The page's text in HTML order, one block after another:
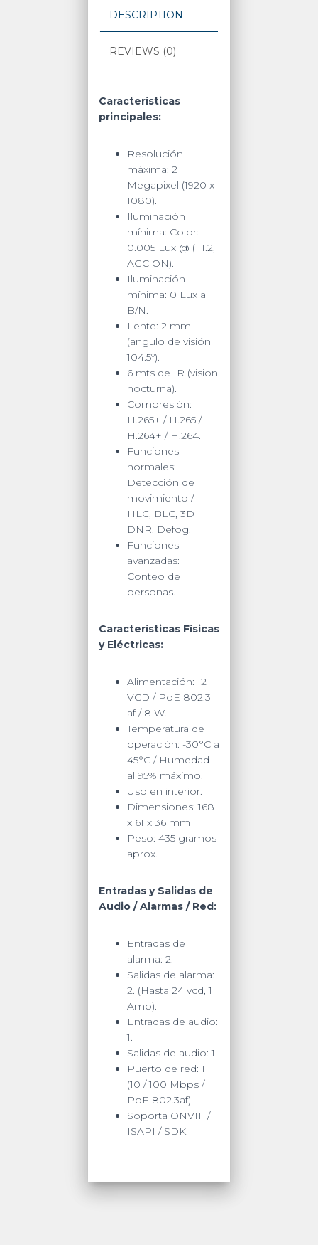
de
Uso
en
quantity
DESCRIPTION
REVIEWS (0)
Características
principales:
Resolución
máxima: 2
Megapixel (1920 x
1080).
Iluminación
mínima: Color:
0.005 Lux @ (F1.2,
AGC ON).
Iluminación
mínima: 0 Lux a
B/N.
Lente: 2 mm
(angulo de visión
104.5º).
6 mts de IR (vision
nocturna).
Compresión:
H.265+ / H.265 /
H.264+ / H.264.
Funciones
normales:
Detección de
movimiento /
HLC, BLC, 3D
DNR, Defog.
Funciones
avanzadas:
Conteo de
personas.
Características Físicas
y Eléctricas:
Alimentación: 12
VCD / PoE 802.3
af / 8 W.
Temperatura de
operación: -30°C a
45°C / Humedad
al 95% máximo.
Uso en interior.
Dimensiones: 168
x 61 x 36 mm
Peso: 435 gramos
aprox.
Entradas y Salidas de
Audio / Alarmas / Red:
Entradas de
alarma: 2.
Salidas de alarma:
2. (Hasta 24 vcd, 1
Amp).
Entradas de audio:
1.
Salidas de audio: 1.
Puerto de red: 1
(10 / 100 Mbps /
PoE 802.3af).
Soporta ONVIF /
ISAPI / SDK.